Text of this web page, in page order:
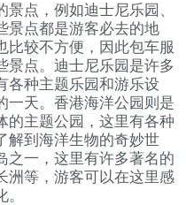
点，例如迪士尼乐园、
景点都是游客必去的地
比较不方便，因此包车服
景点。迪士尼乐园是许多
各种主题乐园和游乐设
一天。香港海洋公园则是
的主题公园，这里有各种
解到海洋生物的奇妙世
之一，这里有许多著名的
洲等，游客可以在这里感